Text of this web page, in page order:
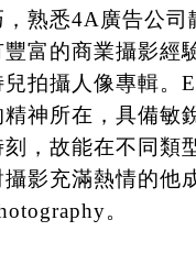
，熟悉4A廣告公司
豐富的商業攝影經
兒拍攝人像專輯。
精神所在，具備敏
刻，故能在不同類
攝影充滿熱情的他
。